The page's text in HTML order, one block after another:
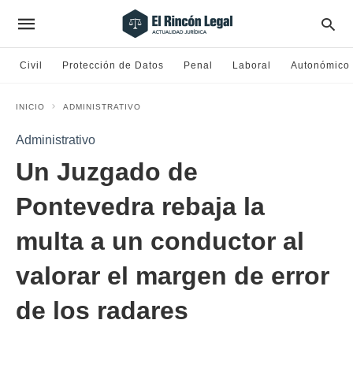
Civil Protección de Datos Penal Laboral Autonómico
INICIO ADMINISTRATIVO
Administrativo
Un Juzgado de
Pontevedra rebaja la
multa a un conductor al
valorar el margen de error
de los radares